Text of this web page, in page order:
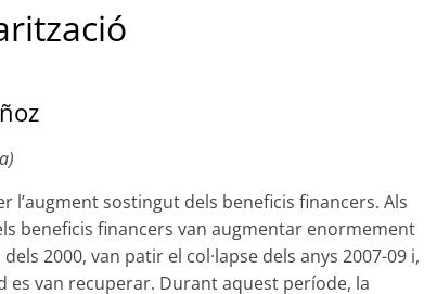
l’augment sostingut dels beneficis financers. Als
beneficis financers van augmentar enormement
2000, van patir el col·lapse dels anys 2007-09 i,
van recuperar. Durant aquest període, la